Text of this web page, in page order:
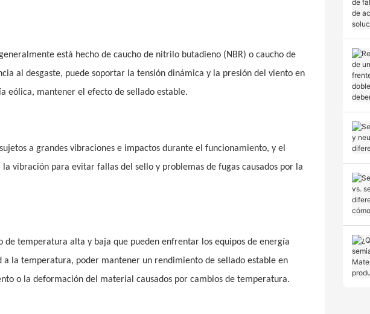
está hecho de caucho de nitrilo butadieno (NBR) o caucho de
al desgaste, puede soportar la tensión dinámica y la presión del viento en
eólica, mantener el efecto de sellado estable.
a grandes vibraciones e impactos durante el funcionamiento, y el
vibración para evitar fallas del sello y problemas de fugas causados ​​por la
temperatura alta y baja que pueden enfrentar los equipos de energía
la temperatura, poder mantener un rendimiento de sellado estable en
o la deformación del material causados ​​por cambios de temperatura.